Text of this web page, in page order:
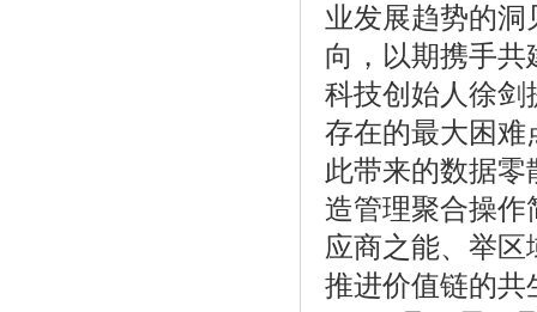
业发展趋势的
向，以期携手
科技创始人徐剑
存在的最大困难
此带来的数据
造管理聚合操作
应商之能、举
推进价值链的共